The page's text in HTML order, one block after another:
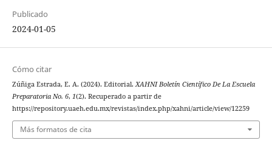
Publicado
2024-01-05
Cómo citar
Zúñiga Estrada, E. A. (2024). Editorial. XAHNI Boletín Científico De La Escuela
Preparatoria No. 6, 1(2). Recuperado a partir de
https://repository.uaeh.edu.mx/revistas/index.php/xahni/article/view/12259
Más formatos de cita